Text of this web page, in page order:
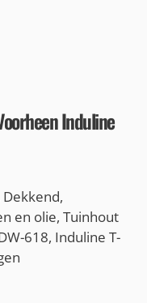
Induline
Dekkend,
en olie, Tuinhout
618, Induline T-